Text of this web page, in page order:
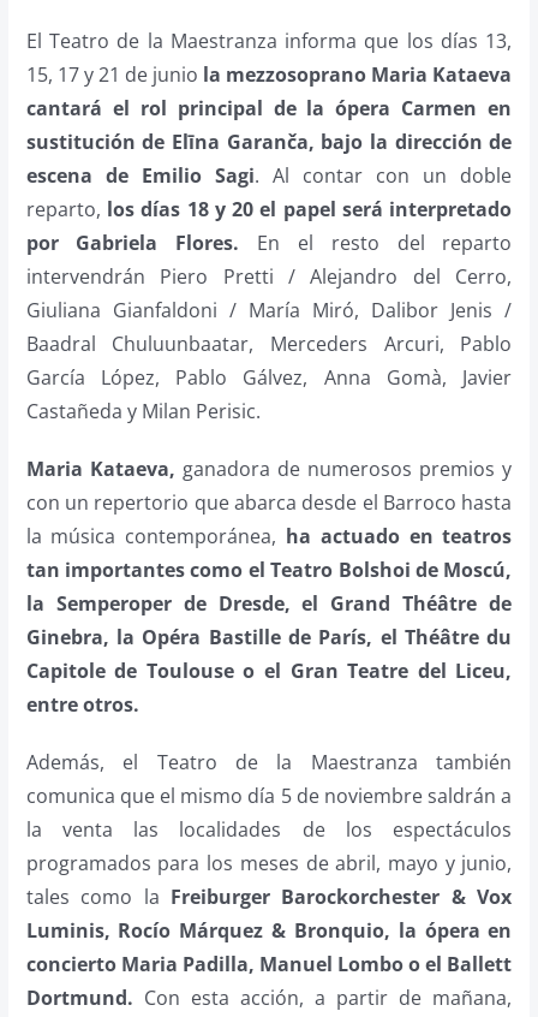
El Teatro de la Maestranza informa que los días 13,
15, 17 y 21 de junio la mezzosoprano Maria Kataeva
cantará el rol principal de la ópera Carmen en
sustitución de Elīna Garanča, bajo la dirección de
escena de Emilio Sagi. Al contar con un doble
reparto, los días 18 y 20 el papel será interpretado
por Gabriela Flores. En el resto del reparto
intervendrán Piero Pretti / Alejandro del Cerro,
Giuliana Gianfaldoni / María Miró, Dalibor Jenis /
Baadral Chuluunbaatar, Merceders Arcuri, Pablo
García López, Pablo Gálvez, Anna Gomà, Javier
Castañeda y Milan Perisic.
Maria Kataeva, ganadora de numerosos premios y
con un repertorio que abarca desde el Barroco hasta
la música contemporánea, ha actuado en teatros
tan importantes como el Teatro Bolshoi de Moscú,
la Semperoper de Dresde, el Grand Théâtre de
Ginebra, la Opéra Bastille de París, el Théâtre du
Capitole de Toulouse o el Gran Teatre del Liceu,
entre otros.
Además, el Teatro de la Maestranza también
comunica que el mismo día 5 de noviembre saldrán a
la venta las localidades de los espectáculos
programados para los meses de abril, mayo y junio,
tales como la Freiburger Barockorchester & Vox
Luminis, Rocío Márquez & Bronquio, la ópera en
concierto Maria Padilla, Manuel Lombo o el Ballett
Dortmund. Con esta acción, a partir de mañana,